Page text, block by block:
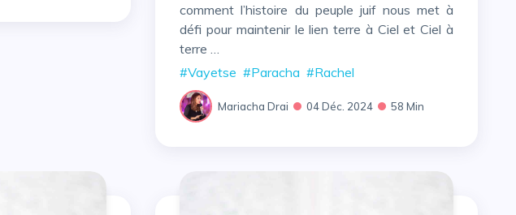
comment l’histoire du peuple juif nous met à
défi pour maintenir le lien terre à Ciel et Ciel à
terre …
#Vayetse #Paracha #Rachel
Mariacha Drai 04 Déc. 2024 58 Min